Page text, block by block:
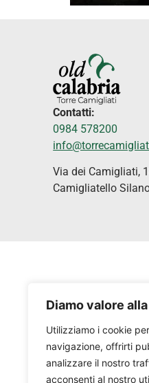
Diamo valore
Utilizziamo i cookie
navigazione, offrirti
analizzare il nostro
acconsenti al nostro
Contatti:
0984 578200
Via dei Camigliati,
Camigliatello